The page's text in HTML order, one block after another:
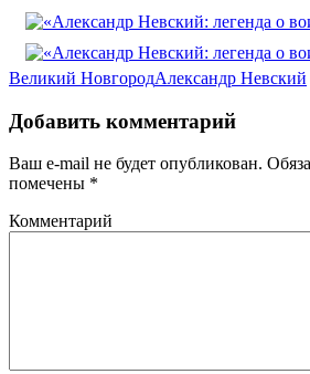
Великий НовгородАлександр Невский
Добавить комментарий
Ваш e-mail не будет опубликован.
помечены *
Комментарий